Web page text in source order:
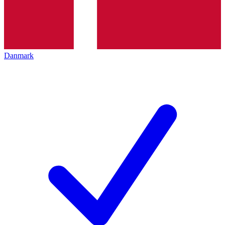
Danmark